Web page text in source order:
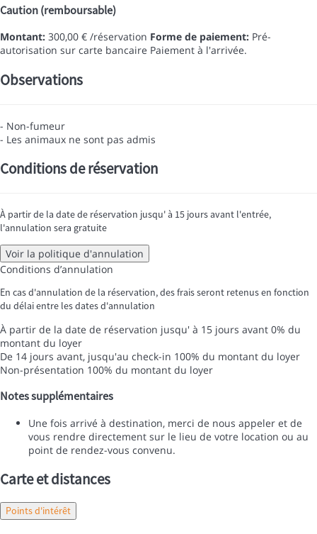
Caution (remboursable)
Montant: 300,00 € /réservation Forme de paiement: Pré-
autorisation sur carte bancaire Paiement à l'arrivée.
Observations
- Non-fumeur
- Les animaux ne sont pas admis
Conditions de réservation
À partir de la date de réservation jusqu' à 15 jours avant l'entrée,
l'annulation sera gratuite
Voir la politique d'annulation
Conditions d’annulation
En cas d'annulation de la réservation, des frais seront retenus en fonction
du délai entre les dates d'annulation
À partir de la date de réservation jusqu' à 15 jours avant 0% du
montant du loyer
De 14 jours avant, jusqu'au check-in 100% du montant du loyer
Non-présentation 100% du montant du loyer
Notes supplémentaires
Une fois arrivé à destination, merci de nous appeler et de
vous rendre directement sur le lieu de votre location ou au
point de rendez-vous convenu.
Carte et distances
Points d'intérêt